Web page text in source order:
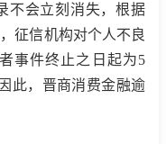
不会立刻消失，根据
征信机构对个人不良
事件终止之日起为5
此，晋商消费金融逾